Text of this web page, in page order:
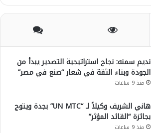
نديم سمنه: نجاح استراتيجية التصدير يبدأ من
الجودة وبناء الثقة في شعار “صنع في مصر”
منذ 9 ساعات
هاني الشريف وكيلاً لـ “UN MTC” بجدة ويتوج
بجائزة “القائد المؤثر”
منذ 9 ساعات